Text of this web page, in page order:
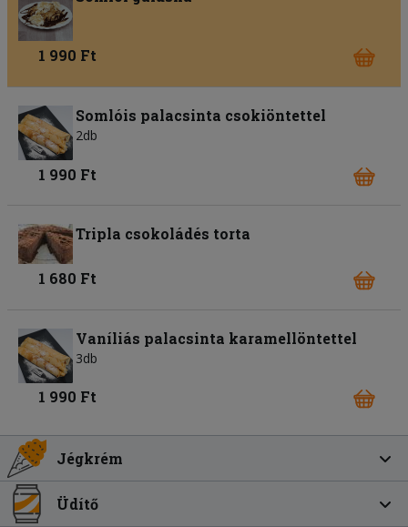
1 990 Ft
Somlóis palacsinta csokiöntettel
2db
1 990 Ft
Tripla csokoládés torta
1 680 Ft
Vaníliás palacsinta karamellöntettel
3db
1 990 Ft
Jégkrém
Üdítő